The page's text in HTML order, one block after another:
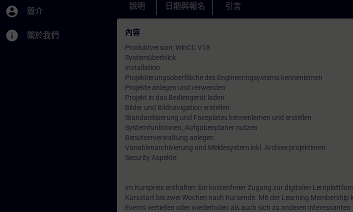
account_circle 簡介
info 關於我們
Sie sich einen persönlichen
Geräte.
說明 日期與報名 引言
內容
Produktversion: WinCC V18
Systemüberblick
Installation
Projektierungsoberfläche des Engineeringsystems kennenlernen
Projekte anlegen und verwenden
Projekt in das Bediengerät laden
Bilder und Bildnavigation erstellen
Standardisierung und Faceplates kennenlernen und erstellen
Systemfunktionen, Aufgabenplaner nutzen
Benutzerverwaltung anlegen
Variablenarchivierung und Meldesystem inkl. Archive projektieren
Security Aspekte
Im Kurspreis enthalten: Ein kostenfreier Zugang zur digitalen
Kursstart bis zwei Wochen nach Kursende. Mit der Learning Membership
Events vertiefen oder wiederholen als auch sich zu anderen interessanten